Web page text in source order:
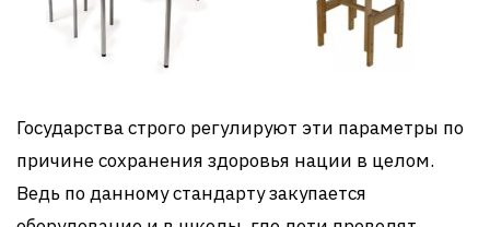
Государства строго регулируют эти параметры по
причине сохранения здоровья нации в целом.
Ведь по данному стандарту закупается